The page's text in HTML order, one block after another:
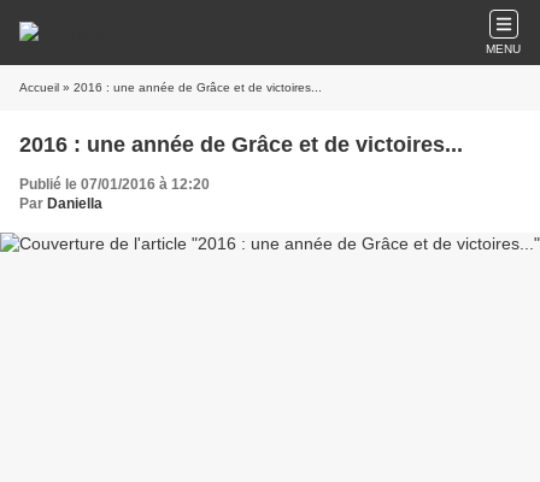
MENU
Accueil » 2016 : une année de Grâce et de victoires...
2016 : une année de Grâce et de victoires...
Publié le 07/01/2016 à 12:20
Par Daniella